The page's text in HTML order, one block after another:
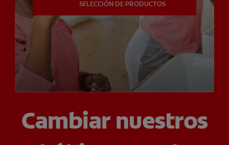
MISIÓN
CHEQUEO DE SALUD BUCAL
SELECCIÓN DE PRODUCTOS
PARA PROFESIONALES
CUPONES
SELECCIÓN DE PRODUCTOS
Cambiar nuestros